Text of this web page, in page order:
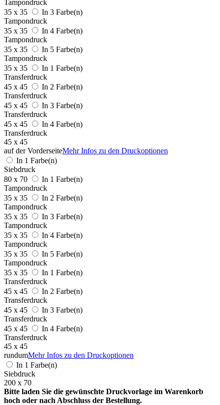
Tampondruck
35 x 35
In 3 Farbe(n)
Tampondruck
35 x 35
In 4 Farbe(n)
Tampondruck
35 x 35
In 5 Farbe(n)
Tampondruck
35 x 35
In 1 Farbe(n)
Transferdruck
45 x 45
In 2 Farbe(n)
Transferdruck
45 x 45
In 3 Farbe(n)
Transferdruck
45 x 45
In 4 Farbe(n)
Transferdruck
45 x 45
auf der VorderseiteMehr Infos zu den Druckoptionen
In 1 Farbe(n)
Siebdruck
80 x 70
In 1 Farbe(n)
Tampondruck
35 x 35
In 2 Farbe(n)
Tampondruck
35 x 35
In 3 Farbe(n)
Tampondruck
35 x 35
In 4 Farbe(n)
Tampondruck
35 x 35
In 5 Farbe(n)
Tampondruck
35 x 35
In 1 Farbe(n)
Transferdruck
45 x 45
In 2 Farbe(n)
Transferdruck
45 x 45
In 3 Farbe(n)
Transferdruck
45 x 45
In 4 Farbe(n)
Transferdruck
45 x 45
rundumMehr Infos zu den Druckoptionen
In 1 Farbe(n)
Siebdruck
200 x 70
Bitte laden Sie die gewünschte Druckvorlage im Warenkorb
hoch oder nach Abschluss der Bestellung.